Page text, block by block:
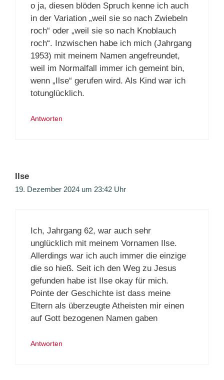
o ja, diesen blöden Spruch kenne ich auch
in der Variation „weil sie so nach Zwiebeln
roch“ oder „weil sie so nach Knoblauch
roch“. Inzwischen habe ich mich (Jahrgang
1953) mit meinem Namen angefreundet,
weil im Normalfall immer ich gemeint bin,
wenn „Ilse“ gerufen wird. Als Kind war ich
totunglücklich.
Antworten
Ilse
19. Dezember 2024 um 23:42 Uhr
Ich, Jahrgang 62, war auch sehr
unglücklich mit meinem Vornamen Ilse.
Allerdings war ich auch immer die einzige
die so hieß. Seit ich den Weg zu Jesus
gefunden habe ist Ilse okay für mich.
Pointe der Geschichte ist dass meine
Eltern als überzeugte Atheisten mir einen
auf Gott bezogenen Namen gaben
Antworten